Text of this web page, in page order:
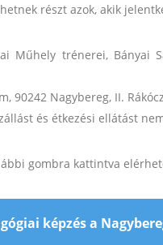
részt azok, akik
Műhely trénerei, Bányai
90242 Nagybereg, II.
és étkezési ellátást
gombra kattintva
képzés a